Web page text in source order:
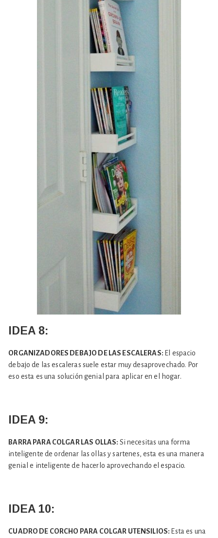
IDEA 8:
ORGANIZADORES DEBAJO DE LAS ESCALERAS: El espacio
debajo de las escaleras suele estar muy desaprovechado. Por
eso esta es una solución genial para aplicar en el hogar.
IDEA 9:
BARRA PARA COLGAR LAS OLLAS: Si necesitas una forma
inteligente de ordenar las ollas y sartenes, esta es una manera
genial e inteligente de hacerlo aprovechando el espacio.
IDEA 10:
CUADRO DE CORCHO PARA COLGAR UTENSILIOS: Esta es una